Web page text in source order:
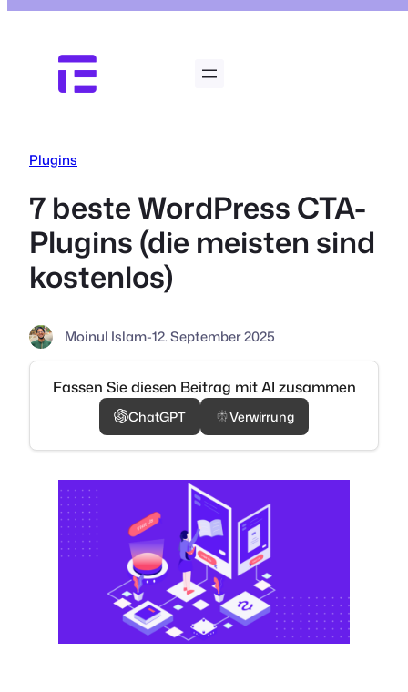
Zum
springen
Plugins
7 beste WordPress CTA-
Plugins (die meisten sind
kostenlos)
Moinul Islam-12. September 2025
Fassen Sie diesen Beitrag mit AI zusammen
ChatGPT Verwirrung